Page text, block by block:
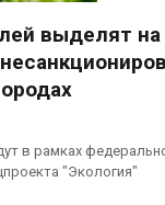
выделят на
в рамках
"Экология"